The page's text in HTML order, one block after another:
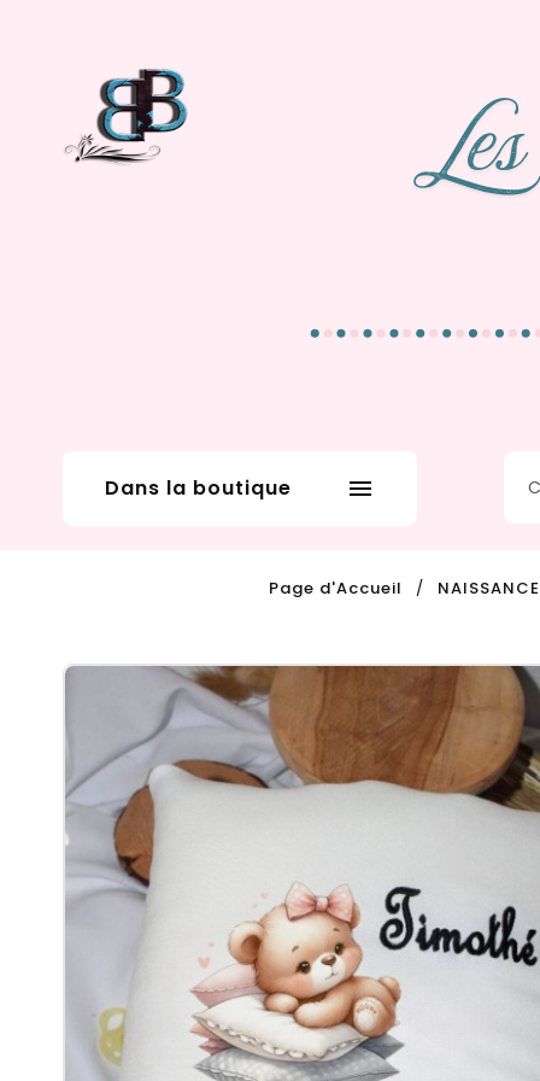
Dans la boutique 
Page d'Accueil NAISSANCE